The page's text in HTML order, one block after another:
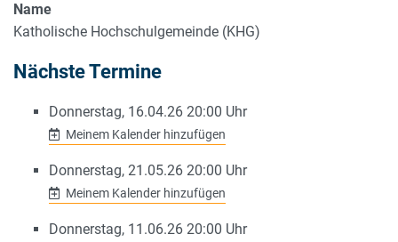
Name
Katholische Hochschulgemeinde (KHG)
Nächste Termine
Donnerstag, 16.04.26 20:00 Uhr
Meinem Kalender hinzufügen
Donnerstag, 21.05.26 20:00 Uhr
Meinem Kalender hinzufügen
Donnerstag, 11.06.26 20:00 Uhr